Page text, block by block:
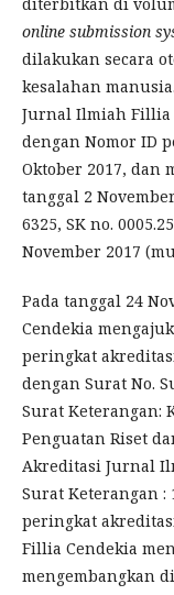
online submission
dilakukan secara
kesalahan
Jurnal Ilmiah Fillia
dengan Nomor ID
Oktober 2017, dan
tanggal 2
6325, SK no.
November 2017
Pada tanggal 24
Cendekia
peringkat
dengan Surat No.
Surat Keterangan:
Penguatan Riset
Akreditasi Jurnal
Surat Keterangan :
peringkat
Fillia Cendekia
mengembangkan